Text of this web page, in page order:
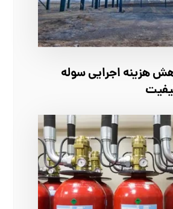
هزینه اجرایی سوله